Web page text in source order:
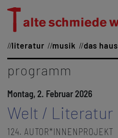
literatur musik das haus
programm
Montag, 2. Februar 2026
Welt / Literatur
124. AUTOR*INNENPROJEKT